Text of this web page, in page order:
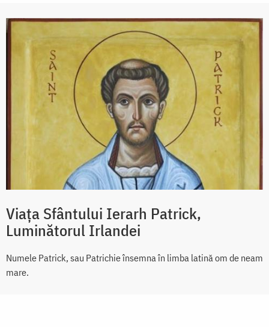
Viața Sfântului Ierarh Patrick,
Luminătorul Irlandei
Numele Patrick, sau Patrichie însemna în limba latină om de neam
mare.